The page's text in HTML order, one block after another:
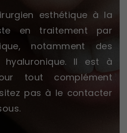
esthétique à la
en traitement par
notamment des
hyaluronique. Il est à
tout complément
pas à le contacter